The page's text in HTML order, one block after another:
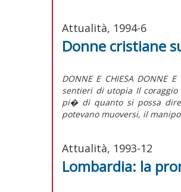
Attualità, 1994-6
Donne cristiane
DONNE E CHIESA
sentieri di utopia Il
pi� di quanto si possa
potevano muoversi, il
Attualità, 1993-12
Lombardia: la